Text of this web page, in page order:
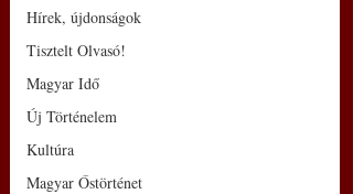
Hírek, újdonságok
Tisztelt Olvasó!
Magyar Idő
Új Történelem
Kultúra
Magyar Őstörténet